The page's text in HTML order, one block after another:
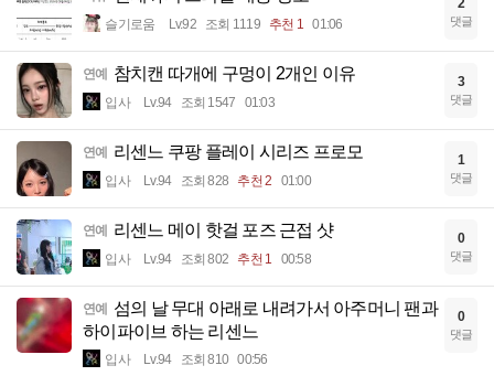
슬기로움 Lv.92 조회 1119 추천 1 01:06 댓글
연예 참치캔 따개에 구멍이 2개인 이유
입사 Lv.94 조회 1547 01:03
3
댓글
연예 리센느 쿠팡 플레이 시리즈 프로모
입사 Lv.94 조회 828 추천 2 01:00
1
댓글
연예 리센느 메이 핫걸 포즈 근접 샷
입사 Lv.94 조회 802 추천 1 00:58
0
댓글
연예 섬의 날 무대 아래로 내려가서 아주머니 팬과
하이파이브 하는 리센느
입사 Lv.94 조회 810 00:56
0
댓글